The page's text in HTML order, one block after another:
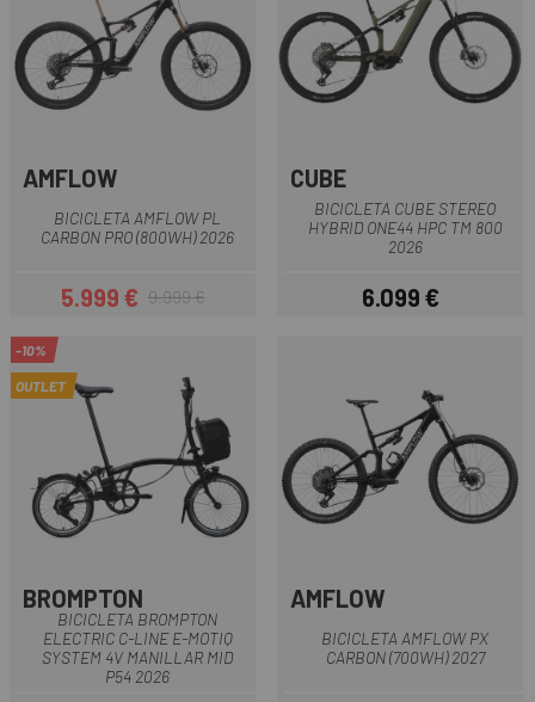
AMFLOW
BICICLETA AMFLOW PL
CARBON PRO (800WH) 2026
Precio
5.999 €Precio regular
9.999 €
CUBE
BICICLETA CUBE STEREO
HYBRID ONE44 HPC TM 800
2026
Precio
6.099 €
-10%
OUTLET
BROMPTON
BICICLETA BROMPTON
ELECTRIC C-LINE E-MOTIQ
SYSTEM 4V MANILLAR MID
P54 2026
AMFLOW
BICICLETA AMFLOW PX
CARBON (700WH) 2027